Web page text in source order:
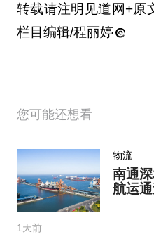
转载请注明见道网+原
栏目编辑/程丽婷
您可能还想看
物流
南通
航运
1天前